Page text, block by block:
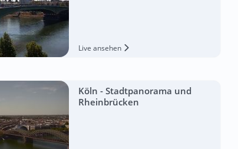
Live ansehen
Köln - Stadtpanorama und
Rheinbrücken